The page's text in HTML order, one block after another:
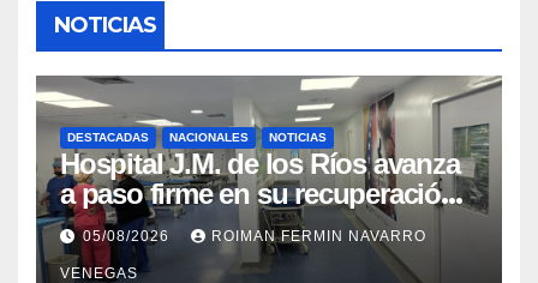
NOTICIAS
DESTACADAS NACIONALES NOTICIAS
Hospital J.M. de los Ríos avanza
a paso firme en su recuperación
tras los recientes eventos
sísmicos
05/08/2026 ROIMAN FERMIN NAVARRO
VENEGAS